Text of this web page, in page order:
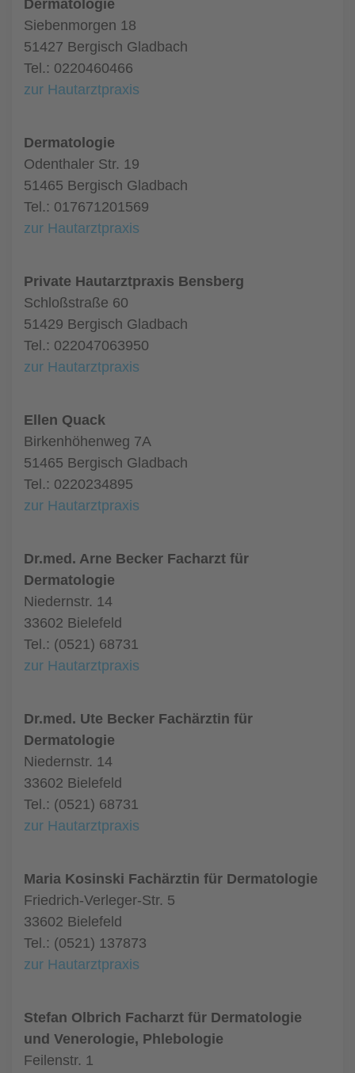
Dermatologie
Siebenmorgen 18
51427 Bergisch Gladbach
Tel.: 0220460466
zur Hautarztpraxis
Dermatologie
Odenthaler Str. 19
51465 Bergisch Gladbach
Tel.: 017671201569
zur Hautarztpraxis
Private Hautarztpraxis Bensberg
Schloßstraße 60
51429 Bergisch Gladbach
Tel.: 022047063950
zur Hautarztpraxis
Ellen Quack
Birkenhöhenweg 7A
51465 Bergisch Gladbach
Tel.: 0220234895
zur Hautarztpraxis
Dr.med. Arne Becker Facharzt für
Dermatologie
Niedernstr. 14
33602 Bielefeld
Tel.: (0521) 68731
zur Hautarztpraxis
Dr.med. Ute Becker Fachärztin für
Dermatologie
Niedernstr. 14
33602 Bielefeld
Tel.: (0521) 68731
zur Hautarztpraxis
Maria Kosinski Fachärztin für Dermatologie
Friedrich-Verleger-Str. 5
33602 Bielefeld
Tel.: (0521) 137873
zur Hautarztpraxis
Stefan Olbrich Facharzt für Dermatologie
und Venerologie, Phlebologie
Feilenstr. 1